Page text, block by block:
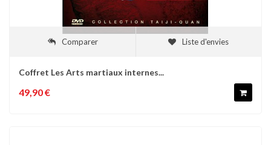
Comparer Liste d'envies
Coffret Les Arts martiaux internes...
49,90 €